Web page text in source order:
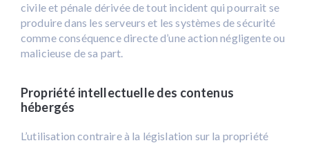
civile et pénale dérivée de tout incident qui pourrait se
produire dans les serveurs et les systèmes de sécurité
comme conséquence directe d’une action négligente ou
malicieuse de sa part.
Propriété intellectuelle des contenus
hébergés
L’utilisation contraire à la législation sur la propriété